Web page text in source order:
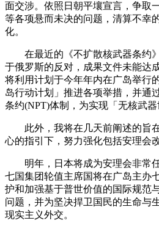
面交涉。依照日朝平壤宣言，争取
等各项悬而未决的问题，清算不幸
化。
在最近的《不扩散核武器条约》
于俄罗斯的反对，成果文件未能达
将利用计划于今年年内在广岛举行
岛行动计划」推进各项举措，并通
条约(NPT)体制，为实现「无核武器
此外，我将在几天前阐述的旨
心的指引下，努力强化包括安理会
明年，日本将成为安理会非常任
七国集团轮值主席国将在广岛主办
护和加强基于普世价值的国际规范
问题，并为坚决捍卫国民的生命与
现实主义外交。